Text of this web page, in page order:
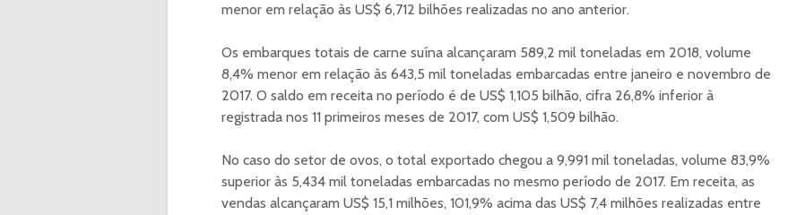
menor em relação às US$ 6,712 bilhões realizadas no ano anterior.
Os embarques totais de carne suína alcançaram 589,2 mil toneladas em 2018, volume
8,4% menor em relação às 643,5 mil toneladas embarcadas entre janeiro e novembro de
2017. O saldo em receita no período é de US$ 1,105 bilhão, cifra 26,8% inferior à
registrada nos 11 primeiros meses de 2017, com US$ 1,509 bilhão.
No caso do setor de ovos, o total exportado chegou a 9,991 mil toneladas, volume 83,9%
superior às 5,434 mil toneladas embarcadas no mesmo período de 2017. Em receita, as
vendas alcançaram US$ 15,1 milhões, 101,9% acima das US$ 7,4 milhões realizadas entre